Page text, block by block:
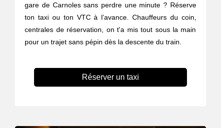
gare de Carnoles sans perdre une minute ? Réserve
ton taxi ou ton VTC à l’avance. Chauffeurs du coin,
centrales de réservation, on t'a mis tout sous la main
pour un trajet sans pépin dès la descente du train.
Réserver un taxi